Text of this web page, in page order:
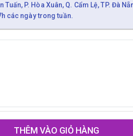
P. Hòa Xuân, Q. Cẩm Lệ, TP. Đà
các ngày trong tuần.
THÊM VÀO GIỎ HÀNG